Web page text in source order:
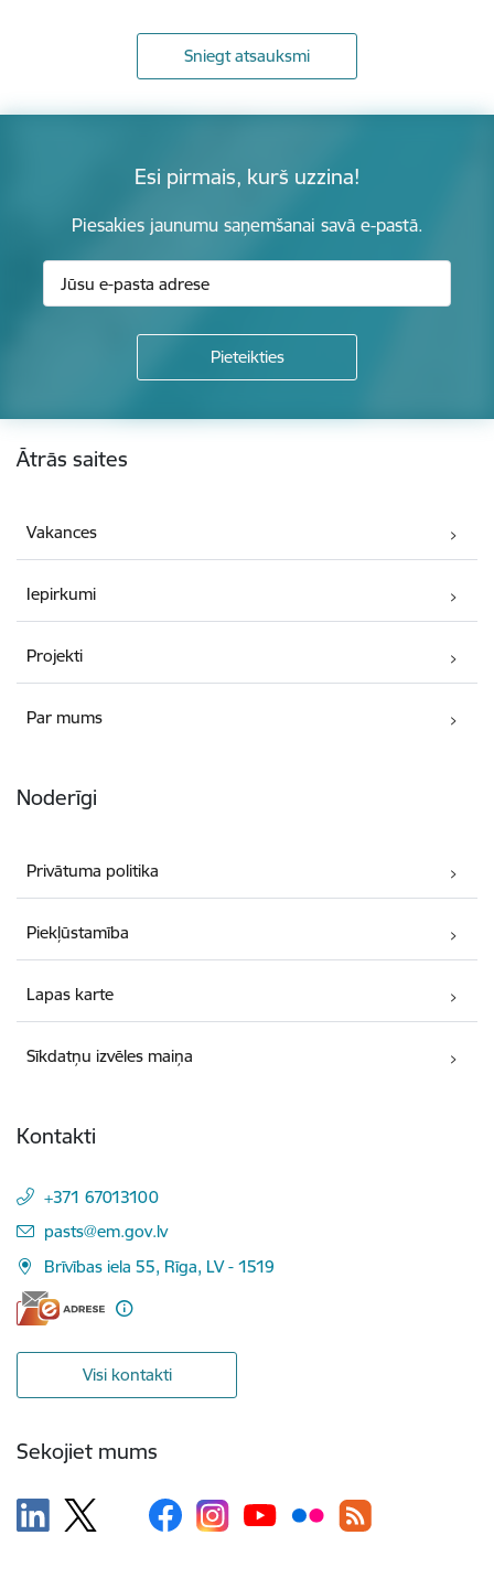
Sniegt atsauksmi
Esi pirmais, kurš uzzina!
Piesakies jaunumu saņemšanai savā e-pastā.
Ātrās saites
Vakances
Iepirkumi
Projekti
Par mums
Noderīgi
Privātuma politika
Piekļūstamība
Lapas karte
Sīkdatņu izvēles maiņa
Kontakti
+371 67013100
E-pasts:
pasts@em.gov.lv
Brīvības iela 55, Rīga, LV - 1519
Visi kontakti
Sekojiet mums